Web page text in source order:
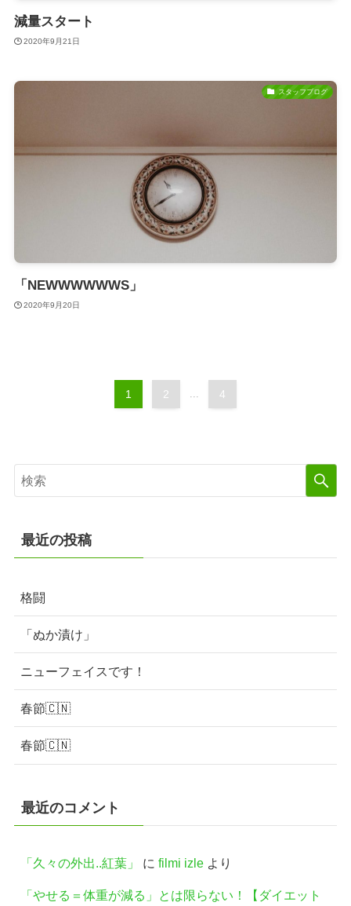
減量スタート
2020年9月21日
スタッフブログ
「NEWWWWWWS」
2020年9月20日
1 2 ... 4
最近の投稿
格闘
「ぬか漬け」
ニューフェイスです！
春節🇨🇳
春節🇨🇳
最近のコメント
「久々の外出..紅葉」 に filmi izleより
「やせる＝体重が減る」とは限らない！【ダイエット